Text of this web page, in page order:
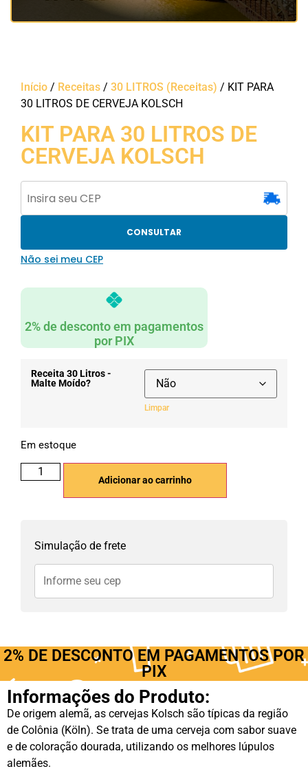
Início / Receitas / 30 LITROS (Receitas) / KIT PARA
30 LITROS DE CERVEJA KOLSCH
KIT PARA 30 LITROS DE
CERVEJA KOLSCH
CONSULTAR
Não sei meu CEP
2% de desconto em pagamentos
por PIX
Receita 30 Litros -
Malte Moído?
Limpar
Em estoque
Adicionar ao carrinho
Simulação de frete
2% DE DESCONTO EM PAGAMENTOS POR
PIX
Informações do Produto:
De origem alemã, as cervejas Kolsch são típicas da região
de Colônia (Köln). Se trata de uma cerveja com sabor suave
e de coloração dourada, utilizando os melhores lúpulos
alemães.